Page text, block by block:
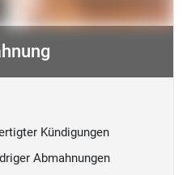
Kündigungen
Abmahnungen